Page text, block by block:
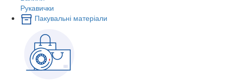
Рукавички
Пакувальні матеріали